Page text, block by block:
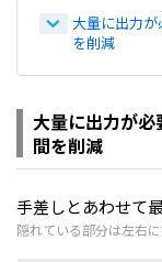
大量に出力
を削減
大量に出力が
間を削減
手差しとあわせて